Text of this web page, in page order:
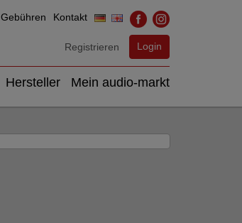
Gebühren Kontakt
Registrieren Login
Hersteller Mein audio-markt